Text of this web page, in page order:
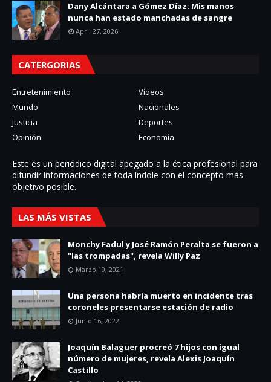
Dany Alcántara a Gómez Díaz: Mis manos
nunca han estado manchadas de sangre
April 27, 2026
CATERGORIAS
Entretenimiento
Videos
Mundo
Nacionales
Justicia
Deportes
Opinión
Economía
Este es un periódico digital apegado a la ética profesional para
difundir informaciones de toda í­ndole con el concepto más
objetivo posible.
LAS MÁS VISTAS
Monchy Fadul y José Ramón Peralta se fueron a
"las trompadas", revela Willy Paz
Marzo 10, 2021
Una persona habría muerto en incidente tras
coroneles presentarse estación de radio
Junio 16, 2022
Joaquín Balaguer procreó 7 hijos con igual
número de mujeres, revela Alexis Joaquín
Castillo